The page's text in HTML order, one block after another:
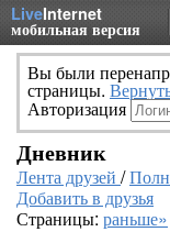
LiveInternet
мобильная версия
Вы были
страницы.
Авторизация
Дневник
Лента друзей /
Добавить в друзья
Страницы: раньше»